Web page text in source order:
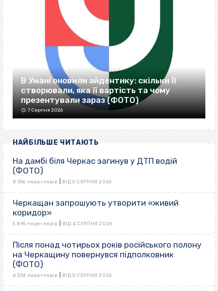
В Умані оновили айдентику: скільки її
створювали, яка її вартість та чому
презентували зараз (ФОТО)
7 Серпня 2026
НАЙБІЛЬШЕ ЧИТАЮТЬ
На дамбі біля Черкас загинув у ДТП водій
(ФОТО)
8 356 переглядів ВІД 5 СЕРПНЯ 2026
Черкащан запрошують утворити «живий
коридор»
5 896 переглядів ВІД 4 СЕРПНЯ 2026
Після понад чотирьох років російського полону
на Черкащину повернувся підполковник
(ФОТО)
4 334 переглядів ВІД 5 СЕРПНЯ 2026